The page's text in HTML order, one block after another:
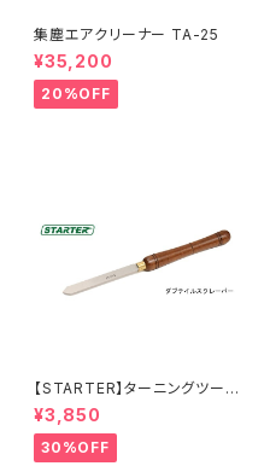
集塵エアクリーナー TA-25
¥35,200
20%OFF
【STARTER】ターニングツール
『ダブテイルスクレーパー 25×
6.5mm 』ハイス鋼 旋盤用刃物
¥3,850
30%OFF